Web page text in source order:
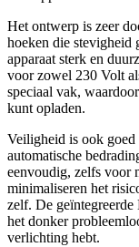
Het ontwerp is zeer
hoeken die stevigheid
apparaat sterk en
voor zowel 230 Volt
speciaal vak,
kunt opladen.
Veiligheid is ook goed
automatische
eenvoudig, zelfs voor
minimaliseren het
zelf. De
het donker
verlichting hebt.